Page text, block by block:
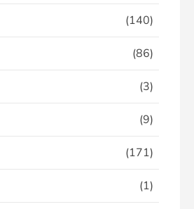
(140)
(86)
(3)
(9)
(171)
(1)